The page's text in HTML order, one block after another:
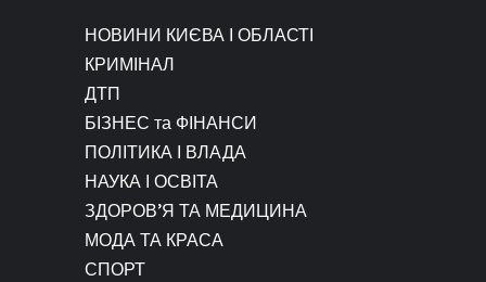
НОВИНИ КИЄВА І ОБЛАСТІ
КРИМІНАЛ
ДТП
БІЗНЕС та ФІНАНСИ
ПОЛІТИКА І ВЛАДА
НАУКА І ОСВІТА
ЗДОРОВ’Я ТА МЕДИЦИНА
МОДА ТА КРАСА
СПОРТ